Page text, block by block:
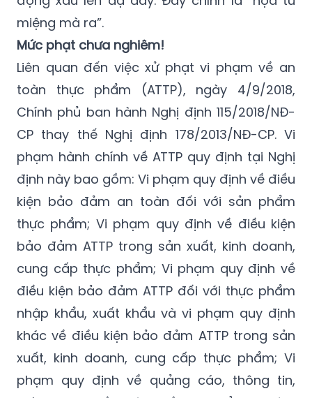
Mức phạt chưa nghiêm!
Liên quan đến việc xử phạt vi phạm về an
toàn thực phẩm (ATTP), ngày 4/9/2018,
Chính phủ ban hành Nghị định 115/2018/NĐ-
CP thay thế Nghị định 178/2013/NĐ-CP. Vi
phạm hành chính về ATTP quy định tại Nghị
định này bao gồm: Vi phạm quy định về điều
kiện bảo đảm an toàn đối với sản phẩm
thực phẩm; Vi phạm quy định về điều kiện
bảo đảm ATTP trong sản xuất, kinh doanh,
cung cấp thực phẩm; Vi phạm quy định về
điều kiện bảo đảm ATTP đối với thực phẩm
nhập khẩu, xuất khẩu và vi phạm quy định
khác về điều kiện bảo đảm ATTP trong sản
xuất, kinh doanh, cung cấp thực phẩm; Vi
phạm quy định về quảng cáo, thông tin,
giáo dục, truyền thông về ATTP; kiểm nghiệm
thực phẩm; phân tích nguy cơ, phòng ngừa,